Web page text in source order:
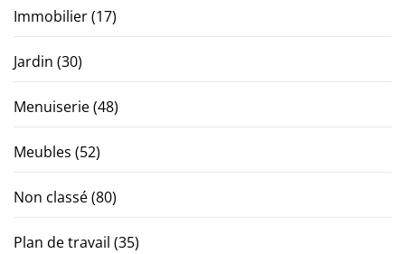
Immobilier(17)
Jardin (30)
Menuiserie(48)
Meubles (52)
Non classé(80)
Plan de travail (35)